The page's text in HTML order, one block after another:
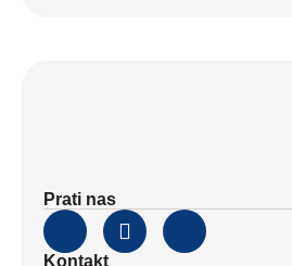
Prati nas
Kontakt